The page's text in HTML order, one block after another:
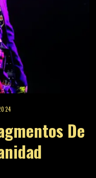
De